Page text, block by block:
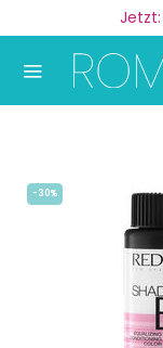
Jetzt:
-30%